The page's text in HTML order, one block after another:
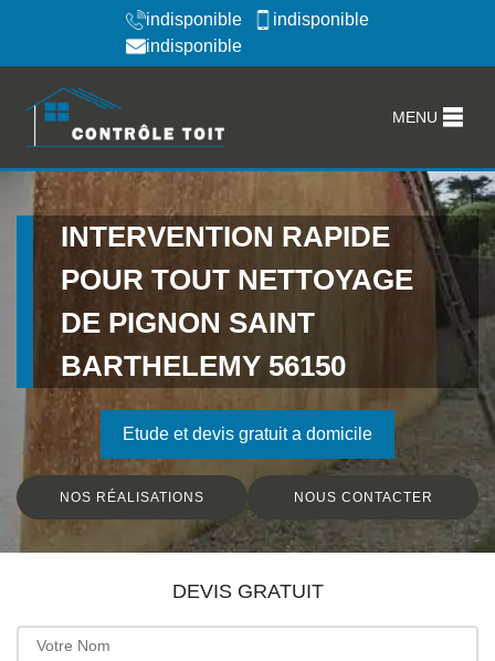
indisponible
indisponible
indisponible
MENU
INTERVENTION RAPIDE
POUR TOUT NETTOYAGE
DE PIGNON SAINT
BARTHELEMY 56150
Etude et devis gratuit a domicile
NOS RÉALISATIONS NOUS CONTACTER
DEVIS GRATUIT